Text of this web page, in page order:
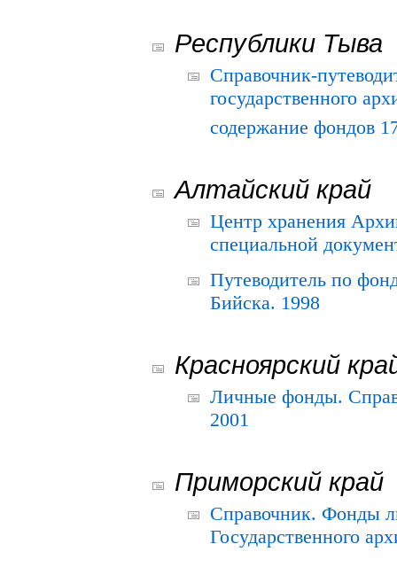
Республики Тыва
Справочник-
государственного
содержание фондов
Алтайский край
Центр хранения
специальной
Путеводитель по
Бийска. 1998
Красноярский
Личные фонды.
2001
Приморский край
Справочник. Фонды
Государственного